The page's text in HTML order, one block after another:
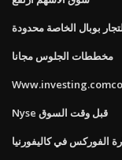
بوبال الخاصة محدودة
مخططات الجلوس مجانا
Nyse قبل وقت السوق
الفوركس في كاليفورنيا